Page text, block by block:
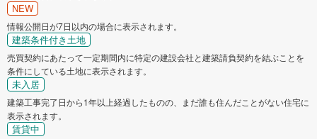
NEW
情報公開日が7日以内の場合に表示されます。
建築条件付き土地
売買契約にあたって一定期間内に特定の建設会社と建築請負契約を結ぶことを
条件にしている土地に表示されます。
未入居
建築工事完了日から1年以上経過したものの、まだ誰も住んだことがない住宅に
表示されます。
賃貸中